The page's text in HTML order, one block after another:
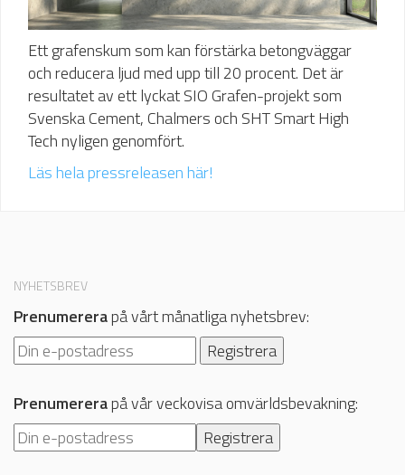
Ett grafenskum som kan förstärka betongväggar
och reducera ljud med upp till 20 procent. Det är
resultatet av ett lyckat SIO Grafen-projekt som
Svenska Cement, Chalmers och SHT Smart High
Tech nyligen genomfört.
Läs hela pressreleasen här!
NYHETSBREV
Prenumererapå vårt månatliga nyhetsbrev:
Prenumererapå vår veckovisa omvärldsbevakning: